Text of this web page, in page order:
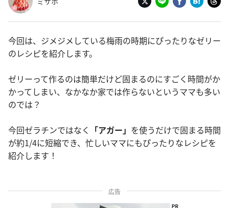
今回は、ジメジメしている梅雨の時期にぴったりなゼリー
のレシピを紹介します。
ゼリーって作るのは簡単だけど固まるのにすごく時間がか
かってしまい、なかなか家では作らないというママも多い
のでは？
今回ゼラチンではなく 「アガー」 を使うだけで固まる時間
が約1/4に短縮でき、忙しいママにもぴったりなレシピを
紹介します！
広告